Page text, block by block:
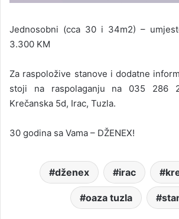
Jednosobni (cca 30 i 34m2) –
3.300 KM
Za raspoložive stanove i dodatne
stoji na raspolaganju na 035 286
Krečanska 5d, Irac, Tuzla.
30 godina sa Vama – DŽENEX!
dženex irac
oaza tuzla